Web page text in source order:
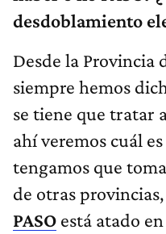
desdoblamiento
Desde la Provincia
siempre hemos
se tiene que tratar
ahí veremos cuál
tengamos que
de otras
PASO está atado